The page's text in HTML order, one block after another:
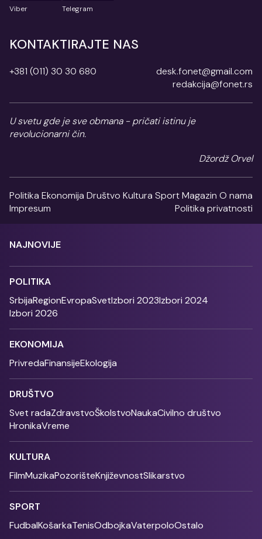
Viber Telegram
KONTAKTIRAJTE NAS
+381 (011) 30 30 680
desk.fonet@gmail.com
redakcija@fonet.rs
U svetu gde je sve obmana - pričati istinu je
revolucionarni čin.
Džordž Orvel
Politika Ekonomija Društvo Kultura SportMagazin O nama
Impresum
Politika privatnosti
NAJNOVIJE
POLITIKA
SrbijaRegionEvropaSvetIzbori 2023Izbori 2024
Izbori 2026
EKONOMIJA
PrivredaFinansijeEkologija
DRUŠTVO
Svet radaZdravstvoŠkolstvoNaukaCivilno društvo
HronikaVreme
KULTURA
FilmMuzikaPozorišteKnjiževnostSlikarstvo
SPORT
FudbalKošarkaTenisOdbojkaVaterpoloOstalo